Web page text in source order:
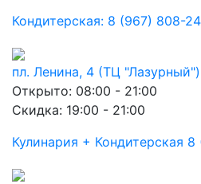
Кондитерская: 8 (967) 808-
пл. Ленина, 4 (ТЦ "Лазурный")
Открыто: 08:00 - 21:00
Скидка: 19:00 - 21:00
Кулинария + Кондитерская